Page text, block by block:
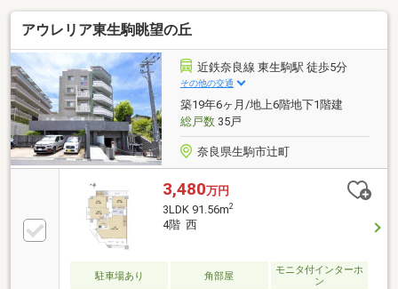
アウレリア東生駒眺望の丘
近鉄奈良線 東生駒駅 徒歩5分
その他の交通
築19年6ヶ月/地上6階地下1階建
総戸数35戸
奈良県生駒市辻町
3,480万円
3LDK 91.56m2
4階 西
駐車場あり 角部屋
モニタ付インターホ
ン